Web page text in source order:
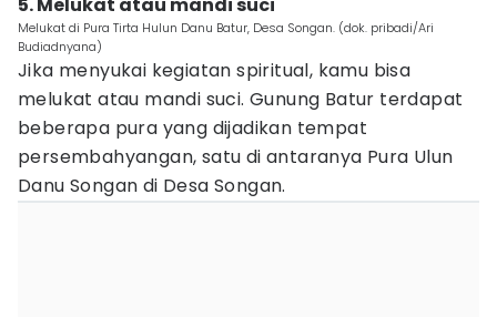
Melukat di Pura Tirta Hulun Danu Batur, Desa Songan. (dok. pribadi/Ari
Budiadnyana)
Jika menyukai kegiatan spiritual, kamu bisa
melukat atau mandi suci. Gunung Batur terdapat
beberapa pura yang dijadikan tempat
persembahyangan, satu di antaranya Pura Ulun
Danu Songan di Desa Songan.